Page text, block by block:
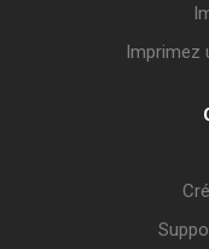
Imprimez